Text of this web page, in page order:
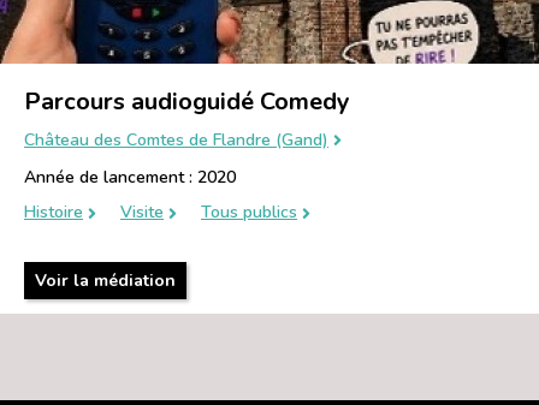
Parcours audioguidé Comedy
Château des Comtes de Flandre (Gand)
Année de lancement : 2020
Histoire
Visite Tous publics
Voir la médiation